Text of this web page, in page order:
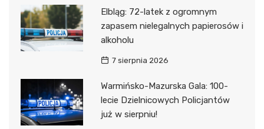
Elbląg: 72-latek z ogromnym
zapasem nielegalnych papierosów i
alkoholu
7 sierpnia 2026
Warmińsko-Mazurska Gala: 100-
lecie Dzielnicowych Policjantów
już w sierpniu!